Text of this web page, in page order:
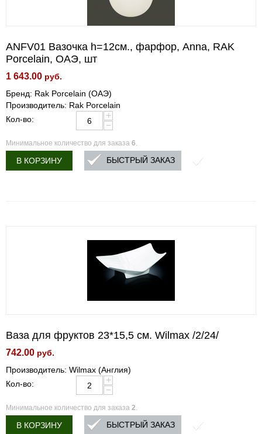
ANFV01 Вазочка h=12см., фарфор, Anna, RAK
Porcelain, ОАЭ, шт
1 643.00 руб.
Бренд: Rak Porcelain (ОАЭ)
Производитель: Rak Porcelain
Кол-во:
+
−
Минимальное количество для заказа 6.
В КОРЗИНУ БЫСТРЫЙ ЗАКАЗ
Ваза для фруктов 23*15,5 см. Wilmax /2/24/
742.00 руб.
Производитель: Wilmax (Англия)
Кол-во:
+
−
Минимальное количество для заказа 2.
В КОРЗИНУ БЫСТРЫЙ ЗАКАЗ